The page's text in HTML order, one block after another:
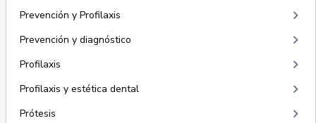
Prevención y Profilaxis keyboard_arrow_right
Prevención y diagnóstico keyboard_arrow_right
Profilaxis keyboard_arrow_right
Profilaxis y estética dental keyboard_arrow_right
Prótesis keyboard_arrow_right